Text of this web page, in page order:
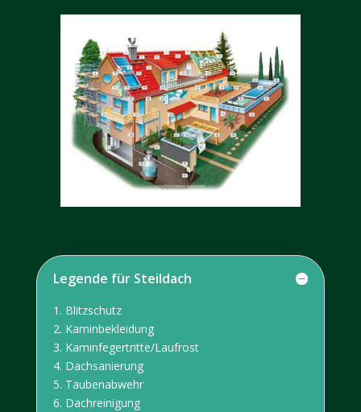
Legende für Steildach
1. Blitzschutz
2. Kaminbekleidung
3. Kaminfegertritte/Laufrost
4. Dachsanierung
5. Taubenabwehr
6. Dachreinigung